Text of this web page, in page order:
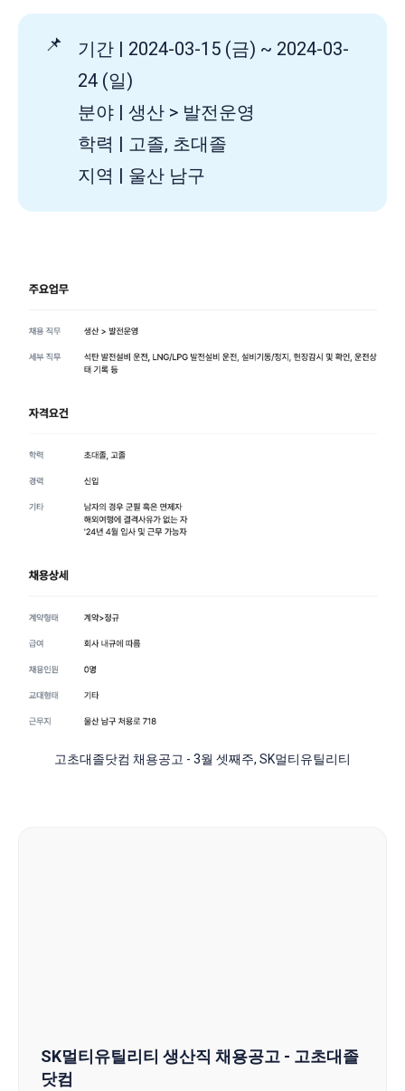
📌
기간 | 2024-03-15 (금) ~ 2024-03-
24 (일)
분야 | 생산 > 발전운영
학력 | 고졸, 초대졸
지역 | 울산 남구
고초대졸닷컴 채용공고 - 3월 셋째주, SK멀티유틸리티
SK멀티유틸리티 생산직 채용공고 - 고초대졸
닷컴